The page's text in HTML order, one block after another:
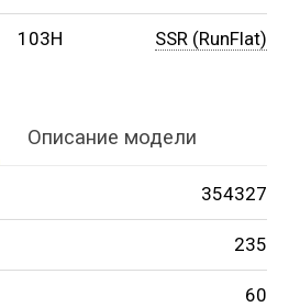
103H SSR (RunFlat)
Описание модели
354327
235
60